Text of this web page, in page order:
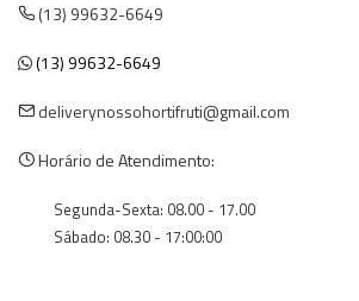
(13) 99632-6649
(13) 99632-6649
deliverynossohortifruti@gmail.com
Horário de Atendimento:
Segunda-Sexta: 08.00 - 17.00
Sábado: 08.30 - 17:00:00